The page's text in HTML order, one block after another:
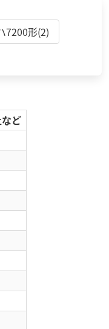
7200形(2)
ど